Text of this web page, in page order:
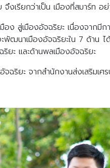
งเรียกว่าเป็น เมืองที่สมาร์ท อ
สู่เมืองอัจฉริยะ เนื่องจากมีก
ฒนาเมืองอัจฉริยะใน 7 ด้าน
ยะ และด้านพลเมืองอัจฉริยะ
จฉริยะ จากสำนักงานส่งเสริมเ